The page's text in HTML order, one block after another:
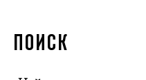
ПОИСК